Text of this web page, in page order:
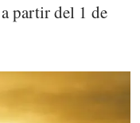
partir del 1 de